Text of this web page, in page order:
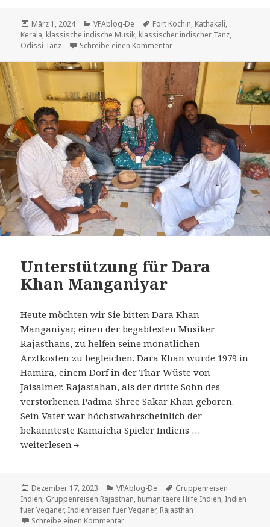
Veröffentlicht
am
März 1, 2024 Kategorien
VPAblog-De Tags
Fort Kochin, Kathakali,
Kerala, klassische indische Musik, klassischer indischer Tanz,
Odissi Tanz
Schreibe einen Kommentarzu Nochmals in Gottes
Unterstützung für Dara
Khan Manganiyar
Heute möchten wir Sie bitten Dara Khan
Manganiyar, einen der begabtesten Musiker
Rajasthans, zu helfen seine monatlichen
Arztkosten zu begleichen. Dara Khan wurde 1979 in
Hamira, einem Dorf in der Thar Wüste von
Jaisalmer, Rajastahan, als der dritte Sohn des
verstorbenen Padma Shree Sakar Khan geboren.
Sein Vater war höchstwahrscheinlich der
bekannteste Kamaicha Spieler Indiens …
Unterstützung für Dara Khan Manganiyar
weiterlesen
Veröffentlicht
am
Dezember 17, 2023 Kategorien
VPAblog-De Tags
Gruppenreisen
Indien, Gruppenreisen Rajasthan, humanitaere Hilfe Indien, Indien
fuer Veganer, Indienreisen fuer Veganer, Rajasthan
Schreibe einen Kommentarzu Unterstützung für Dara Khan